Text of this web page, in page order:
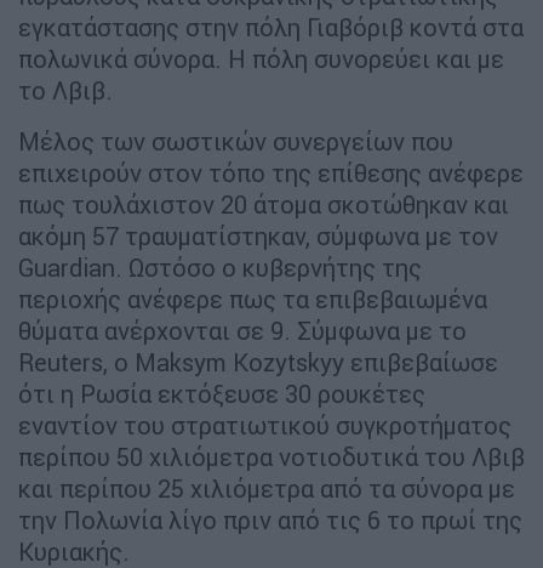
εγκατάστασης στην πόλη Γιαβόριβ κοντά στα
πολωνικά σύνορα. Η πόλη συνορεύει και με
το Λβιβ.
Μέλος των σωστικών συνεργείων που
επιχειρούν στον τόπο της επίθεσης ανέφερε
πως τουλάχιστον 20 άτομα σκοτώθηκαν και
ακόμη 57 τραυματίστηκαν, σύμφωνα με τον
Guardian. Ωστόσο ο κυβερνήτης της
περιοχής ανέφερε πως τα επιβεβαιωμένα
θύματα ανέρχονται σε 9. Σύμφωνα με το
Reuters, ο Maksym Kozytskyy επιβεβαίωσε
ότι η Ρωσία εκτόξευσε 30 ρουκέτες
εναντίον του στρατιωτικού συγκροτήματος
περίπου 50 χιλιόμετρα νοτιοδυτικά του Λβιβ
και περίπου 25 χιλιόμετρα από τα σύνορα με
την Πολωνία λίγο πριν από τις 6 το πρωί της
Κυριακής.